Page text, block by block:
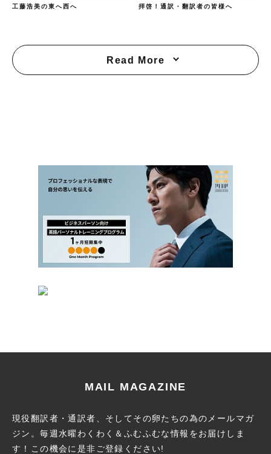
工藤浩美の東へ西へ 拝啓！通訳・翻訳者の皆様へ
Read More
MAIL MAGAZINE
現役翻訳者・通訳者、そしてその卵たちの為のメールマガ
ジン。毎週水曜わくわく＆ふむふむな情報をお届けしま
す！この機会に 是非ご登録ください!